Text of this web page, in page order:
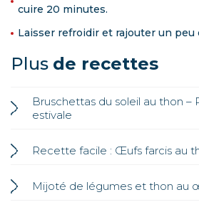
cuire 20 minutes.
Laisser refroidir et rajouter un peu
Plus de recettes
Bruschettas du soleil au thon
estivale
Recette facile : Œufs farcis au
Mijoté de légumes et thon au